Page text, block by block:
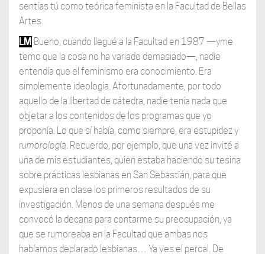
sentías tú como teórica feminista en la Facultad de Bellas
Artes.
LM Bueno, cuando llegué a la Facultad en 1987 —yme
temo que la cosa no ha variado demasiado—, nadie
entendía que el feminismo era conocimiento. Era
simplemente ideología. Afortunadamente, por todo
aquello de la libertad de cátedra, nadie tenía nada que
objetar a los contenidos de los programas que yo
proponía. Lo que sí había, como siempre, era estupidez y
rumorología. Recuerdo, por ejemplo, que una vez invité a
una de mis estudiantes, quien estaba haciendo su tesina
sobre prácticas lesbianas en San Sebastián, para que
expusiera en clase los primeros resultados de su
investigación. Menos de una semana después me
convocó la decana para contarme su preocupación, ya
que se rumoreaba en la Facultad que ambas nos
habíamos declarado lesbianas… Ya ves el percal. De